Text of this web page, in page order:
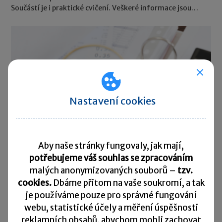
Součástí je i praktické cvičení. Veškeré informace jsou
Místo plnění služeb u DPH – 4. část
25. 11. 2024
V pokračování článku o místu plnění DPH u služeb se
detailně probereme paragrafy 10b-d zákona o DPH a na
Nastavení cookies
Aby naše stránky fungovaly, jak mají,
potřebujeme váš souhlas se zpracováním
malých anonymizovaných souborů – tzv.
cookies. Dbáme přitom na vaše soukromí, a tak
je používáme pouze pro správné fungování
webu, statistické účely a měření úspěšnosti
reklamních obsahů, abychom mohli zachovat